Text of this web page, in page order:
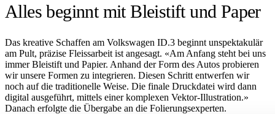
Alles beginnt mit Bleistift und Paper
Das kreative Schaffen am Volkswagen ID.3 beginnt unspektakulär
am Pult, präzise Fleissarbeit ist angesagt. «Am Anfang steht bei uns
immer Bleistift und Papier. Anhand der Form des Autos probieren
wir unsere Formen zu integrieren. Diesen Schritt entwerfen wir
noch auf die traditionelle Weise. Die finale Druckdatei wird dann
digital ausgeführt, mittels einer komplexen Vektor-Illustration.»
Danach erfolgte die Übergabe an die Folierungsexperten.